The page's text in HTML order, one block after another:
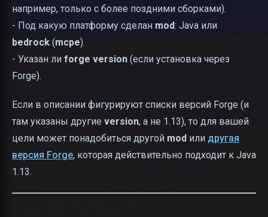
например, только с более поздними сборками).
- Под какую платформу сделан mod: Java или
bedrock (mcpe).
- Указан ли forge version (если установка через
Forge).
Если в описании фигурируют списки версий Forge (и
там указаны другие version, а не 1.13), то для вашей
цели может понадобиться другой mod или другая
версия Forge, которая действительно подходит к Java
1.13.